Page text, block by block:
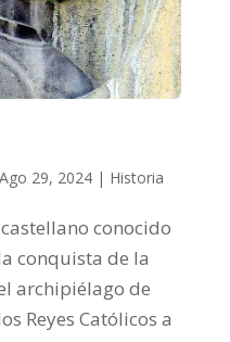
Ago 29, 2024| Historia
conocido
conquista de la
archipiélago de
Reyes Católicos a